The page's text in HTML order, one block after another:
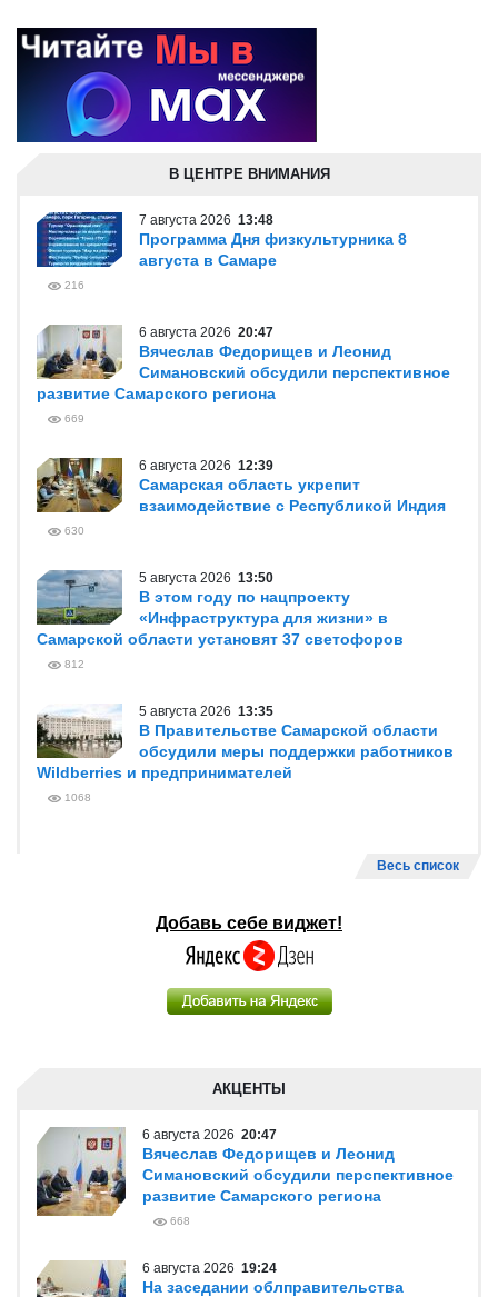
В ЦЕНТРЕ ВНИМАНИЯ
7 августа 2026 13:48
Программа Дня физкультурника 8
августа в Самаре
216
6 августа 2026 20:47
Вячеслав Федорищев и Леонид
Симановский обсудили перспективное
развитие Самарского региона
669
6 августа 2026 12:39
Самарская область укрепит
взаимодействие с Республикой Индия
630
5 августа 2026 13:50
В этом году по нацпроекту
«Инфраструктура для жизни» в
Самарской области установят 37 светофоров
812
5 августа 2026 13:35
В Правительстве Самарской области
обсудили меры поддержки работников
Wildberries и предпринимателей
1068
Весь список
Добавь себе виджет!
АКЦЕНТЫ
6 августа 2026 20:47
Вячеслав Федорищев и Леонид
Симановский обсудили перспективное
развитие Самарского региона
668
6 августа 2026 19:24
На заседании облправительства